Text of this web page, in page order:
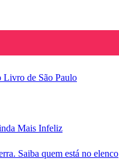
Livro de São Paulo
Mais Infeliz
Saiba quem está no elenco